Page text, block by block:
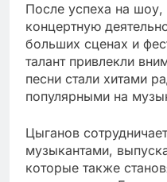
После успеха на
концертную
больших сценах и
талант привлекли
песни стали хитами
популярными на
Цыганов
музыкантами,
которые также